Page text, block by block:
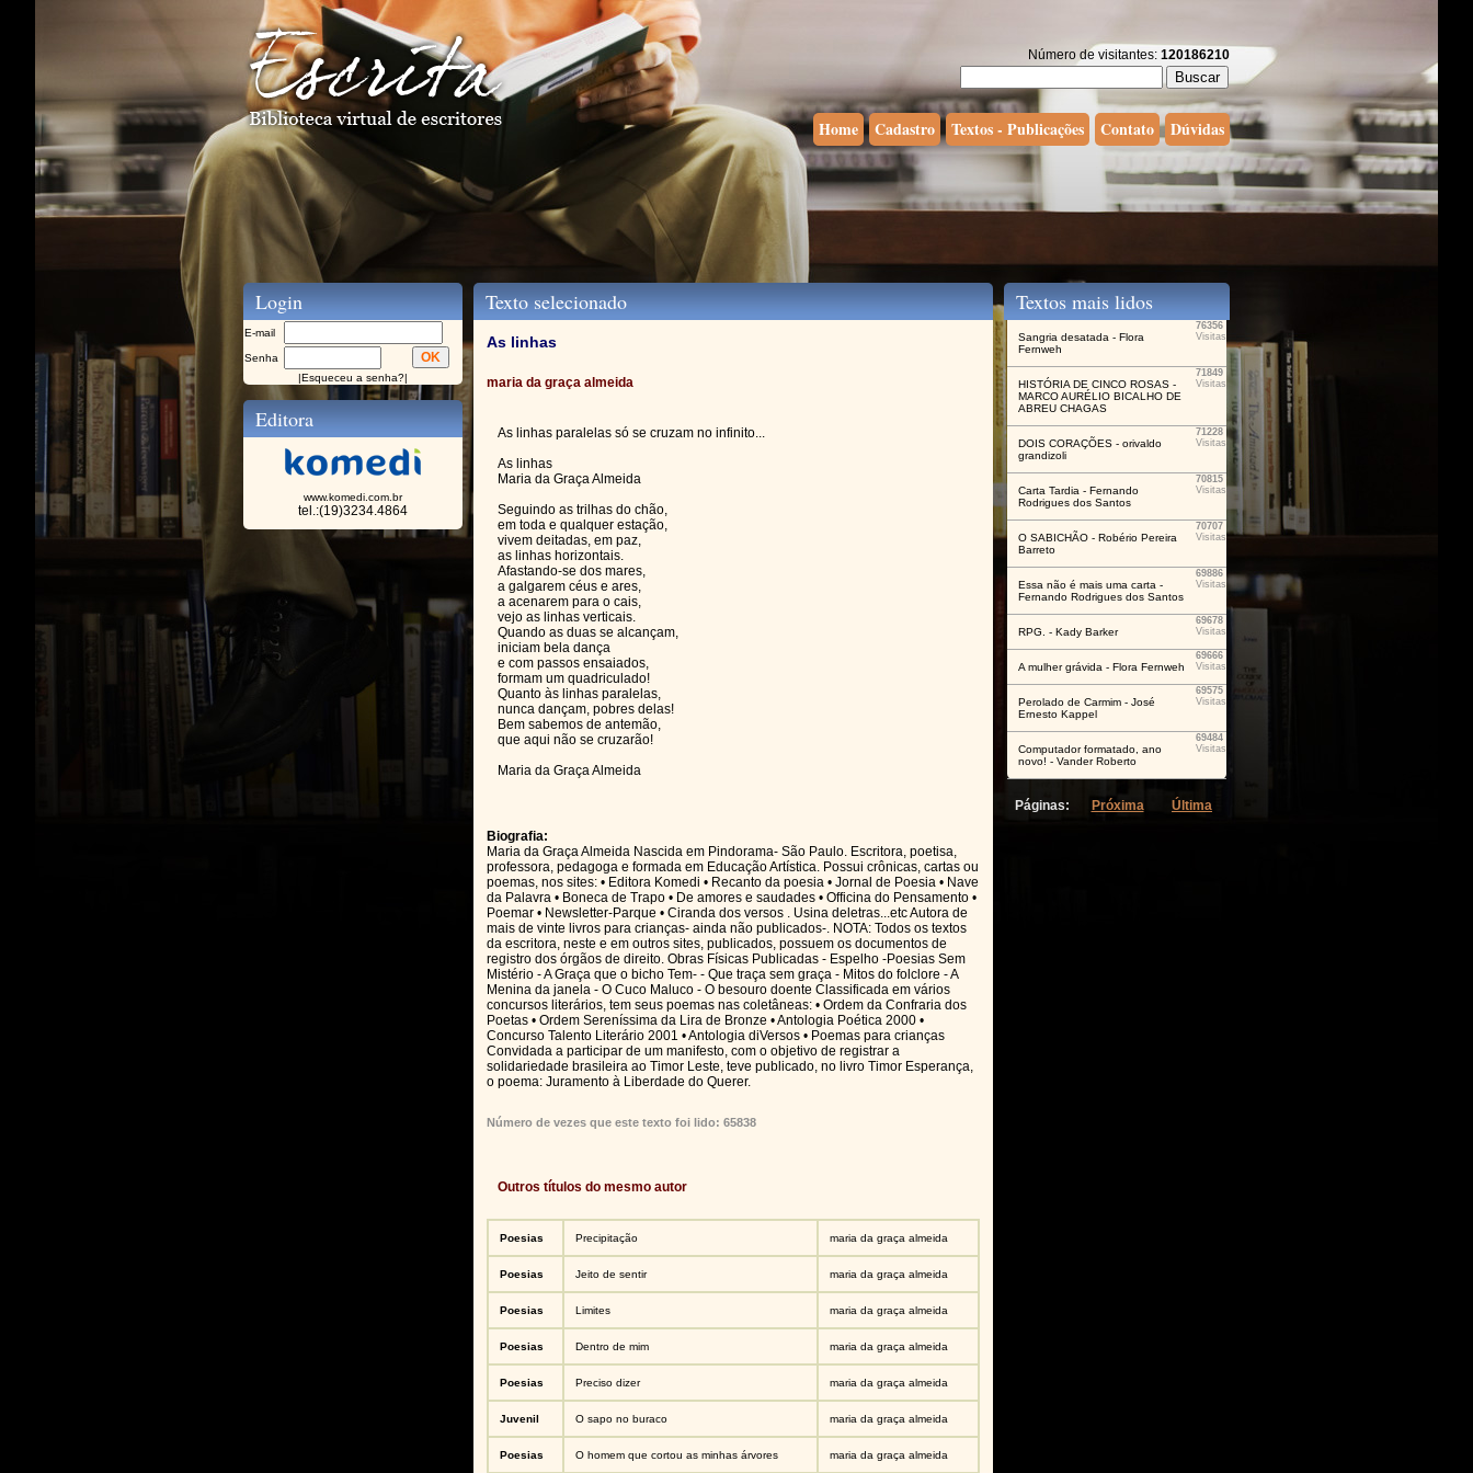
Número de visitantes: 120186210
Home Cadastro Textos - Publicações Contato Dúvidas
Login
E-mail
Senha
|Esqueceu a senha?|
Editora
www.komedi.com.br
tel.:(19)3234.4864
Texto selecionado
As linhas
maria da graça almeida
As linhas paralelas só se cruzam no infinito...
As linhas
Maria da Graça Almeida
Seguindo as trilhas do chão,
em toda e qualquer estação,
vivem deitadas, em paz,
as linhas horizontais.
Afastando-se dos mares,
a galgarem céus e ares,
a acenarem para o cais,
vejo as linhas verticais.
Quando as duas se alcançam,
iniciam bela dança
e com passos ensaiados,
formam um quadriculado!
Quanto às linhas paralelas,
nunca dançam, pobres delas!
Bem sabemos de antemão,
que aqui não se cruzarão!
Maria da Graça Almeida
Biografia:
Maria da Graça Almeida Nascida em Pindorama- São Paulo. Escritora, poetisa,
professora, pedagoga e formada em Educação Artística. Possui crônicas, cartas ou
poemas, nos sites: • Editora Komedi • Recanto da poesia • Jornal de Poesia • Nave
da Palavra • Boneca de Trapo • De amores e saudades • Officina do Pensamento •
Poemar • Newsletter-Parque • Ciranda dos versos . Usina deletras...etc Autora de
mais de vinte livros para crianças- ainda não publicados-. NOTA: Todos os textos
da escritora, neste e em outros sites, publicados, possuem os documentos de
registro dos órgãos de direito. Obras Físicas Publicadas - Espelho -Poesias Sem
Mistério - A Graça que o bicho Tem- - Que traça sem graça - Mitos do folclore - A
Menina da janela - O Cuco Maluco - O besouro doente Classificada em vários
concursos literários, tem seus poemas nas coletâneas: • Ordem da Confraria dos
Poetas • Ordem Sereníssima da Lira de Bronze • Antologia Poética 2000 •
Concurso Talento Literário 2001 • Antologia diVersos • Poemas para crianças
Convidada a participar de um manifesto, com o objetivo de registrar a
solidariedade brasileira ao Timor Leste, teve publicado, no livro Timor Esperança,
o poema: Juramento à Liberdade do Querer.
Número de vezes que este texto foi lido: 65838
Outros títulos do mesmo autor
Poesias Precipitação maria da graça almeida
Poesias Jeito de sentir maria da graça almeida
Poesias Limites maria da graça almeida
Poesias Dentro de mim maria da graça almeida
Poesias Preciso dizer maria da graça almeida
Juvenil O sapo no buraco maria da graça almeida
Poesias O homem que cortou as minhas árvores maria da graça almeida
Textos mais lidos
Sangria desatada - Flora
Fernweh
76356
Visitas
HISTÓRIA DE CINCO ROSAS -
MARCO AURÉLIO BICALHO DE
ABREU CHAGAS
71849
Visitas
DOIS CORAÇÕES - orivaldo
grandizoli
71228
Visitas
Carta Tardia - Fernando
Rodrigues dos Santos
70815
Visitas
O SABICHÃO - Robério Pereira
Barreto
70707
Visitas
Essa não é mais uma carta -
Fernando Rodrigues dos Santos
69886
Visitas
RPG. - Kady Barker
69678
Visitas
A mulher grávida - Flora Fernweh
69666
Visitas
Perolado de Carmim - José
Ernesto Kappel
69575
Visitas
Computador formatado, ano
novo! - Vander Roberto
69484
Visitas
Páginas: Próxima Última